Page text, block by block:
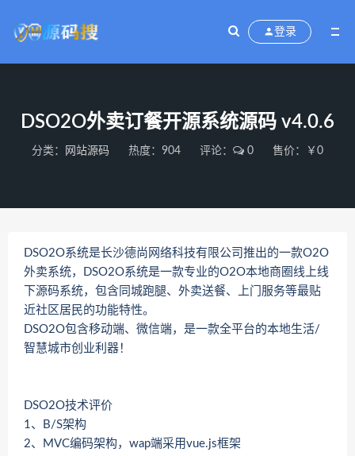
登录
DSO2O外卖订餐开源系统源码 v4.0.6
分类： 网站源码 热度：904 评论： 0 售价：￥0
DSO2O系统是长沙德尚网络科技有限公司推出的一款O2O
外卖系统，DSO2O系统是一款专业的O2O本地商圈线上线
下源码系统，包含同城跑腿、外卖送餐、上门服务等最贴
近社区居民的功能特性。
DSO2O包含移动端、微信端，是一款全平台的本地生活/
智慧城市创业利器！
DSO2O技术评价
1、B/S架构
2、MVC编码架构，wap端采用vue.js框架